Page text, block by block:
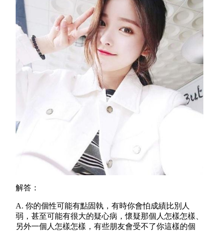
解答：
A. 你的個性可能有點固執，有時你會怕成績比別人
弱，甚至可能有很大的疑心病，懷疑那個人怎樣怎樣、
另外一個人怎樣怎樣，有些朋友會受不了你這樣的個